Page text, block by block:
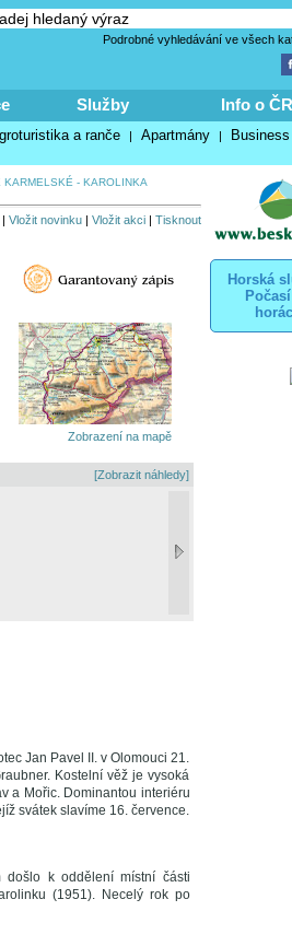
Podrobné vyhledávání ve všech
Služby Info o ČR
a ranče | Apartmány |
KARMELSKÉ - KAROLINKA
Vložit novinku| Vložit akci| Tisknout
Zobrazení na mapě
[Zobrazit náhledy]
Jan Pavel II. v Olomouci 21.
Kostelní věž je vysoká
a Mořic. Dominantou interiéru
svátek slavíme 16. července.
došlo k oddělení místní části
(1951). Necelý rok po
Horská